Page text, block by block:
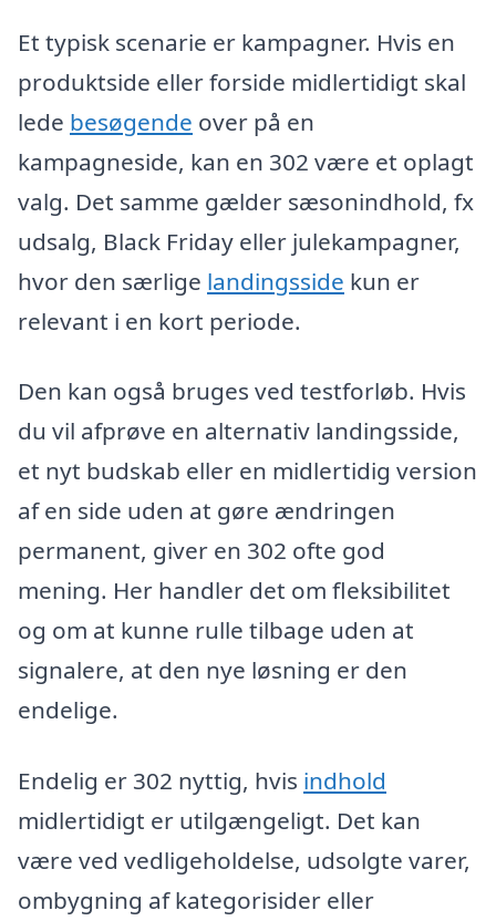
Et typisk scenarie er kampagner. Hvis en
produktside eller forside midlertidigt skal
lede besøgende over på en
kampagneside, kan en 302 være et oplagt
valg. Det samme gælder sæsonindhold, fx
udsalg, Black Friday eller julekampagner,
hvor den særlige landingsside kun er
relevant i en kort periode.
Den kan også bruges ved testforløb. Hvis
du vil afprøve en alternativ landingsside,
et nyt budskab eller en midlertidig version
af en side uden at gøre ændringen
permanent, giver en 302 ofte god
mening. Her handler det om fleksibilitet
og om at kunne rulle tilbage uden at
signalere, at den nye løsning er den
endelige.
Endelig er 302 nyttig, hvis indhold
midlertidigt er utilgængeligt. Det kan
være ved vedligeholdelse, udsolgte varer,
ombygning af kategorisider eller